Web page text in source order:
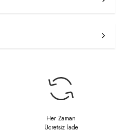
Her Zaman
Ücretsiz İade